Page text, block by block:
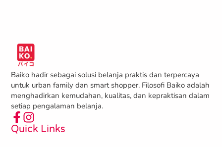
Baiko hadir sebagai solusi belanja praktis dan terpercaya
untuk urban family dan smart shopper. Filosofi Baiko adalah
menghadirkan kemudahan, kualitas, dan kepraktisan dalam
setiap pengalaman belanja.
Quick Links